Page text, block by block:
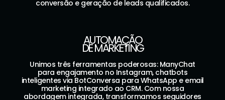
conversão e geração de leads qualificados.
AUTOMAÇÃO
DE MARKETING
Unimos três ferramentas poderosas: ManyChat
para engajamento no Instagram, chatbots
inteligentes via BotConversa para WhatsApp e email
marketing integrado ao CRM. Com nossa
abordagem integrada, transformamos seguidores